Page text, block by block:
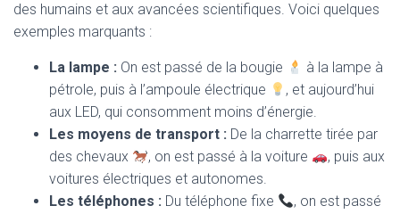
des humains et aux avancées scientifiques. Voici quelques
exemples marquants :
La lampe : On est passé de la bougie
à la lampe à
pétrole, puis à l’ampoule électrique
, et aujourd’hui
aux LED, qui consomment moins d’énergie.
Les moyens de transport : De la charrette tirée par
des chevaux
, on est passé à la voiture
, puis aux
voitures électriques et autonomes.
Les téléphones : Du téléphone fixe
, on est passé